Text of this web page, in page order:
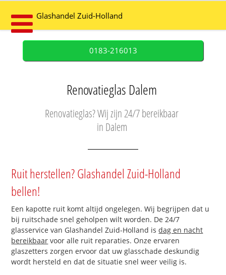
Glashandel Zuid-Holland
0183-216013
Renovatieglas Dalem
Renovatieglas? Wij zijn 24/7 bereikbaar
in Dalem
Ruit herstellen? Glashandel Zuid-Holland
bellen!
Een kapotte ruit komt altijd ongelegen. Wij begrijpen dat u
bij ruitschade snel geholpen wilt worden. De 24/7
glasservice van Glashandel Zuid-Holland isdag en nacht
bereikbaar voor alle ruit reparaties. Onze ervaren
glaszetters zorgen ervoor dat uw glasschade deskundig
wordt hersteld en dat de situatie snel weer veilig is.